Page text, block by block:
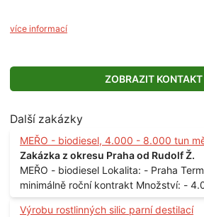
více informací
ZOBRAZIT KONTAKT
Další zakázky
MEŘO - biodiesel, 4.000 - 8.000 tun
Zakázka z okresu Praha od Rudolf Ž.
MEŘO - biodiesel Lokalita: - Praha Termín: - průběžně,
minimálně roční kontrakt Množství: - 4.000 - 8.000 tun
měsíčně
Výrobu rostlinných silic parní destilací